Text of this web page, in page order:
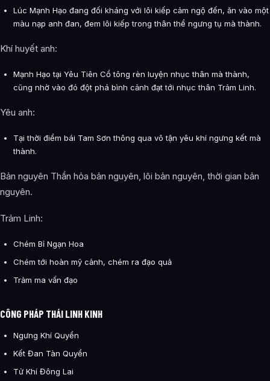
Lúc Mạnh Hạo đang đối kháng với lôi kiếp cảm ngộ đến, ăn vào một
màu nạp anh đan, đem lôi kiếp trong thân thể ngưng tụ mà thành.
Khí huyết anh:
Mạnh Hạo tại Yêu Tiên Cổ tông rèn luyện nhục thân mà thành,
cũng nhờ vào đó đột phá bình cảnh đạt tới nhục thân Trảm Linh.
Yêu anh:
Tại thời điểm bái Tam Sơn thông qua vô tận yêu khí ngưng kết mà
thành.
Bản nguyên Thần hỏa bản nguyên, lôi bản nguyên, thời gian bản
nguyên.
Trảm Linh:
Chém Bỉ Ngạn Hoa
Chém tới hoàn mỹ cảnh, chém ra đạo quả
Trảm ma vấn đạo
CÔNG PHÁP THÁI LINH KINH
Ngưng Khí Quyển
Kết Đan Tàn Quyển
Tử Khí Đông Lai